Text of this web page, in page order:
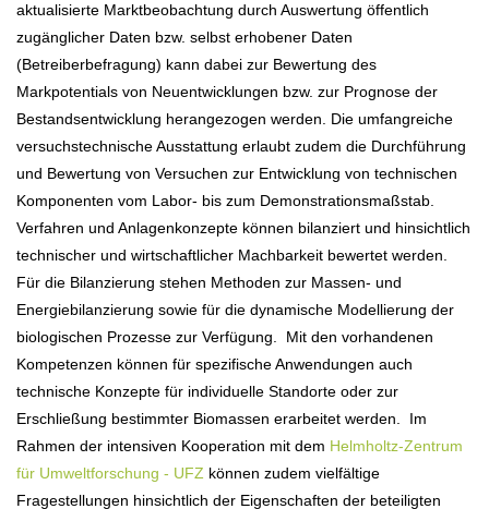
aktualisierte Marktbeobachtung durch Auswertung öffentlich
zugänglicher Daten bzw. selbst erhobener Daten
(Betreiberbefragung) kann dabei zur Bewertung des
Markpotentials von Neuentwicklungen bzw. zur Prognose der
Bestandsentwicklung herangezogen werden. Die umfangreiche
versuchstechnische Ausstattung erlaubt zudem die Durchführung
und Bewertung von Versuchen zur Entwicklung von technischen
Komponenten vom Labor- bis zum Demonstrationsmaßstab.
Verfahren und Anlagenkonzepte können bilanziert und hinsichtlich
technischer und wirtschaftlicher Machbarkeit bewertet werden.
Für die Bilanzierung stehen Methoden zur Massen- und
Energiebilanzierung sowie für die dynamische Modellierung der
biologischen Prozesse zur Verfügung. Mit den vorhandenen
Kompetenzen können für spezifische Anwendungen auch
technische Konzepte für individuelle Standorte oder zur
Erschließung bestimmter Biomassen erarbeitet werden. Im
Rahmen der intensiven Kooperation mit dem Helmholtz-Zentrum
für Umweltforschung - UFZ können zudem vielfältige
Fragestellungen hinsichtlich der Eigenschaften der beteiligten